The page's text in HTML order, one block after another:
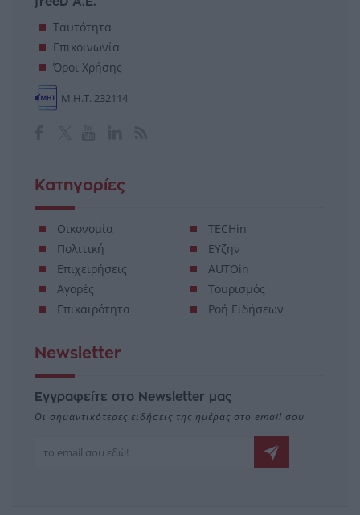
Ταυτότητα
Επικοινωνία
Όροι Χρήσης
Μ.Η.Τ. 232114
Κατηγορίες
Οικονομία
Πολιτική
Επιχειρήσεις
Αγορές
Επικαιρότητα
TECHin
ΕΥζην
AUTOin
Τουρισμός
Ροή Ειδήσεων
Newsletter
Εγγραφείτε στο Newsletter μας
Οι σημαντικότερες ειδήσεις της ημέρας στο email σου